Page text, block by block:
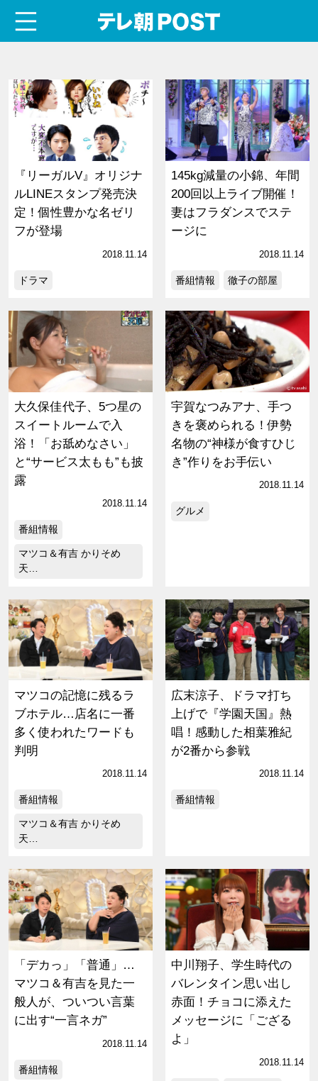
『リーガルV』オリジナ
ルLINEスタンプ発売決
定！個性豊かな名ゼリ
フが登場
2018.11.14
ドラマ
145kg減量の小錦、年間
200回以上ライブ開催！
妻はフラダンスでステ
ージに
2018.11.14
番組情報 徹子の部屋
大久保佳代子、5つ星の
スイートルームで入
浴！「お舐めなさい」
と“サービス太もも”も披
露
2018.11.14
番組情報
マツコ＆有吉 かりそめ
天…
宇賀なつみアナ、手つ
きを褒められる！伊勢
名物の“神様が食すひじ
き”作りをお手伝い
2018.11.14
グルメ
マツコの記憶に残るラ
ブホテル…店名に一番
多く使われたワードも
判明
2018.11.14
番組情報
マツコ＆有吉 かりそめ
天…
広末涼子、ドラマ打ち
上げで『学園天国』熱
唱！感動した相葉雅紀
が2番から参戦
2018.11.14
番組情報
「デカっ」「普通」…
マツコ＆有吉を見た一
般人が、ついつい言葉
に出す“一言ネガ”
2018.11.14
番組情報
中川翔子、学生時代の
バレンタイン思い出し
赤面！チョコに添えた
メッセージに「ござる
よ」
2018.11.14